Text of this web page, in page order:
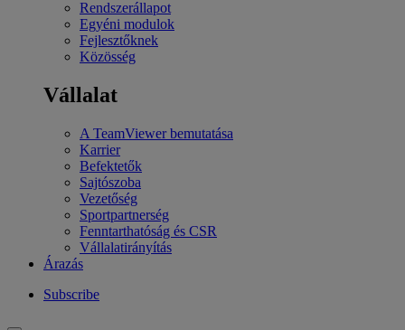
Rendszerállapot
Egyéni modulok
Fejlesztőknek
Közösség
Vállalat
A TeamViewer bemutatása
Karrier
Befektetők
Sajtószoba
Vezetőség
Sportpartnerség
Fenntarthatóság és CSR
Vállalatirányítás
Árazás
Subscribe